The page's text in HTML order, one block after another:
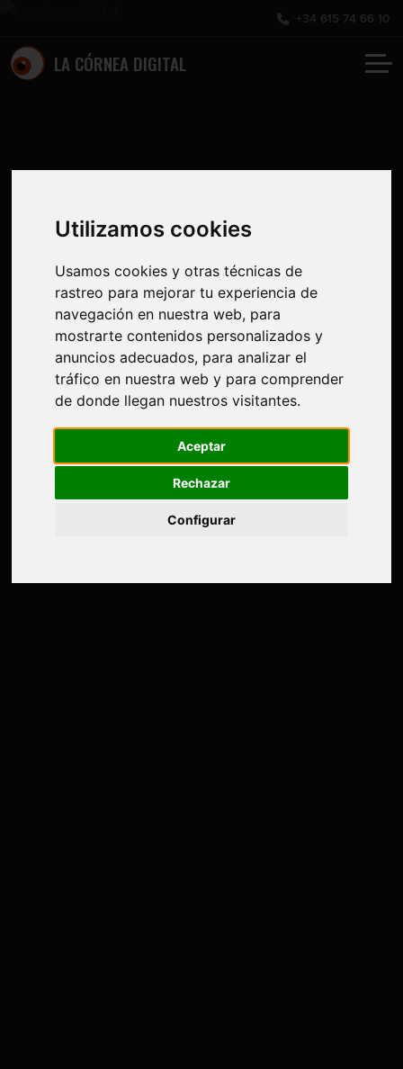
Utilizamos cookies
Usamos cookies y otras técnicas de
rastreo para mejorar tu experiencia de
navegación en nuestra web, para
mostrarte contenidos personalizados y
anuncios adecuados, para analizar el
tráfico en nuestra web y para comprender
de donde llegan nuestros visitantes.
Aceptar
Rechazar
Configurar
+34 615 74 66 10
LA CÓRNEA DIGITAL